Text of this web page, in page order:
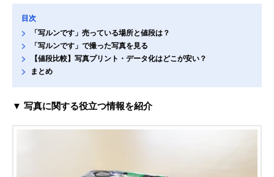
目次
「写ルンです」売っている場所と値段は？
「写ルンです」で撮った写真を見る
【値段比較】写真プリント・データ化はどこが安い？
まとめ
▼ 写真に関する役立つ情報を紹介